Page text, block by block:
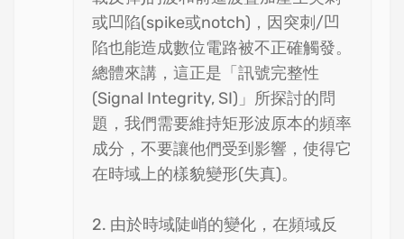
或凹陷(spike或notch)，因突刺/凹
陷也能造成數位電路被不正確觸發。
總體來講，這正是「訊號完整性
(Signal Integrity, SI)」所探討的問
題，我們需要維持矩形波原本的頻率
成分，不要讓他們受到影響，使得它
在時域上的樣貌變形(失真)。
2. 由於時域陡峭的變化，在頻域反